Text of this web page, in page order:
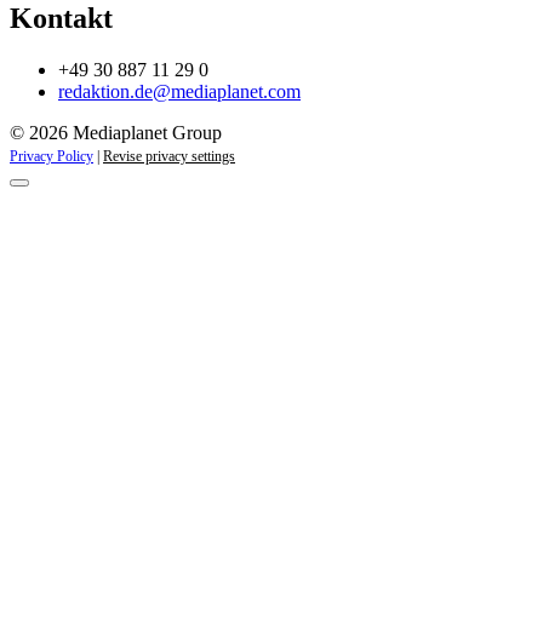
Kontakt
+49 30 887 11 29 0
redaktion.de@mediaplanet.com
© 2026 Mediaplanet Group
Privacy Policy | Revise privacy settings